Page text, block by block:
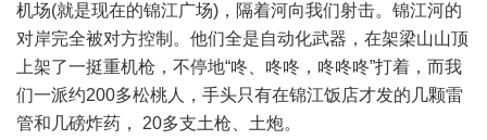
机场(就是现在的锦江广场)，隔着河向我们射击。锦江河的
对岸完全被对方控制。他们全是自动化武器，在架梁山山顶
上架了一挺重机枪，不停地“咚、咚咚，咚咚咚”打着，而我
们一派约200多松桃人，手头只有在锦江饭店才发的几颗雷
管和几磅炸药， 20多支土枪、土炮。